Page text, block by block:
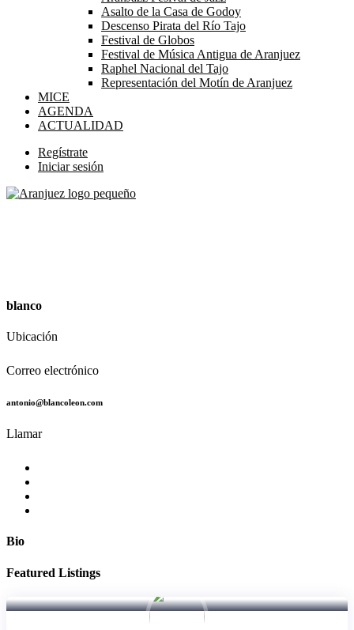
Asalto de la Casa de Godoy
Descenso Pirata del Río Tajo
Festival de Globos
Festival de Música Antigua de Aranjuez
Raphel Nacional del Tajo
Representación del Motín de Aranjuez
MICE
AGENDA
ACTUALIDAD
Regístrate
Iniciar sesión
blanco
Ubicación
Correo electrónico
antonio@blancoleon.com
Llamar
Bio
Featured Listings